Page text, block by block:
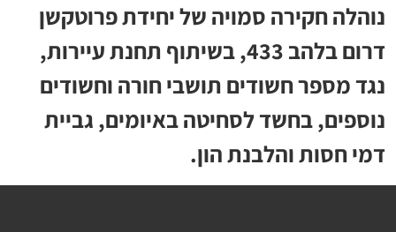
נוהלה חקירה סמויה של יחידת פרוטקשן
דרום בלהב 433, בשיתוף תחנת עיירות,
נגד מספר חשודים תושבי חורה וחשודים
נוספים, בחשד לסחיטה באיומים, גביית
דמי חסות והלבנת הון.